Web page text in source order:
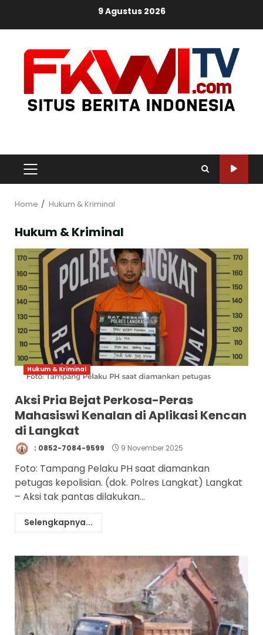
9 Agustus 2026
PRIMARY
MENU
Home Hukum & Kriminal
Hukum & Kriminal
Hukum & Kriminal
Aksi Pria Bejat Perkosa-Peras
Mahasiswi Kenalan di Aplikasi Kencan
di Langkat
: 0852-7084-9599 9 November 2025
Foto: Tampang Pelaku PH saat diamankan
petugas kepolisian. (dok. Polres Langkat) Langkat
– Aksi tak pantas dilakukan...
Selengkapnya...